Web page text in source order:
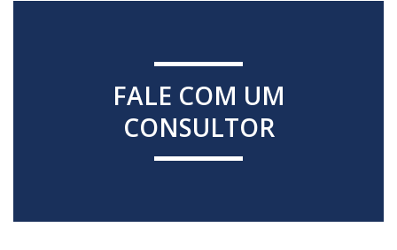
FALE COM UM
CONSULTOR